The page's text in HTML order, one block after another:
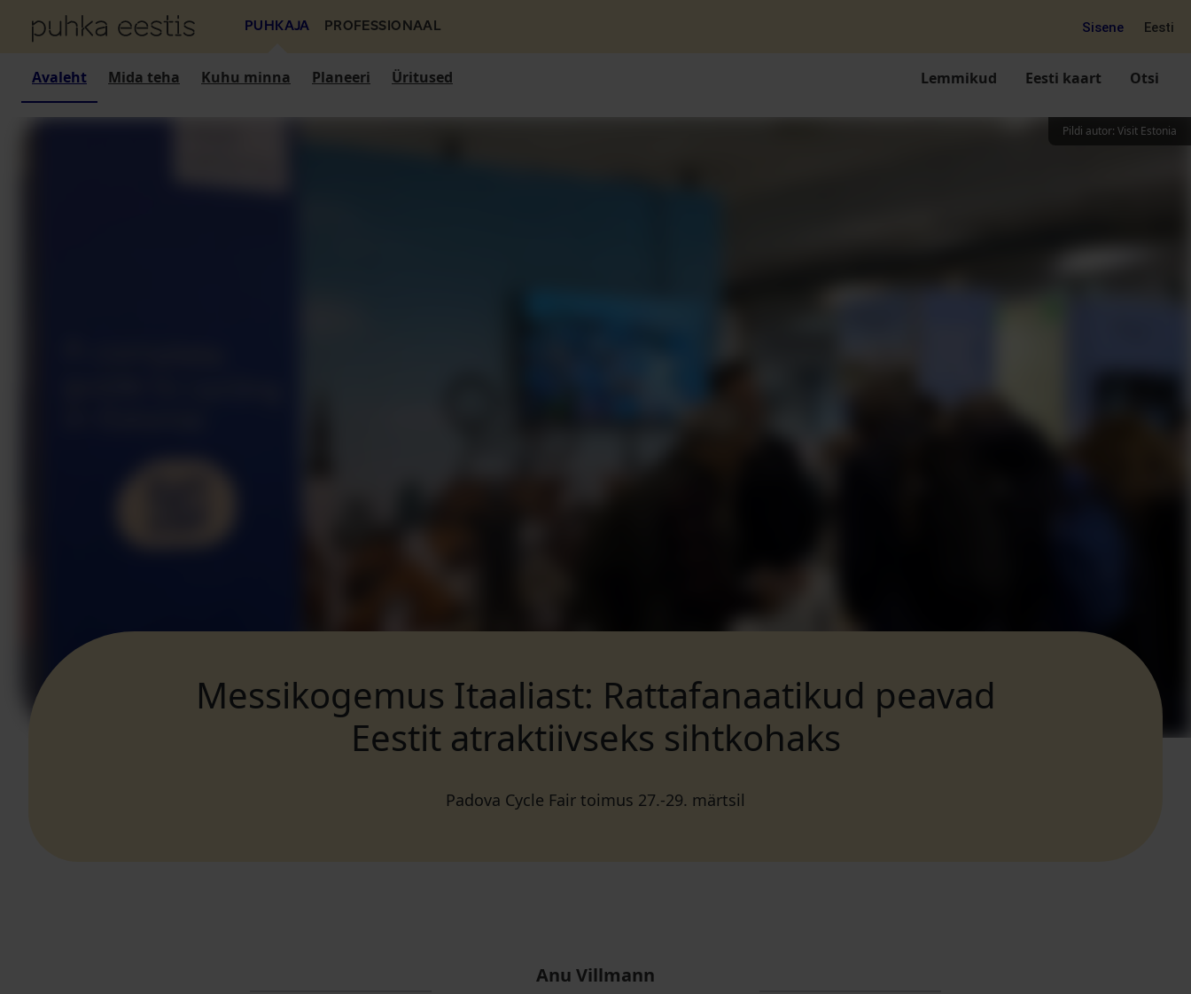
PUHKAJA PROFESSIONAAL Sisene Eesti
Avaleht Mida teha Kuhu minna Planeeri Üritused Lemmikud Eesti kaart Otsi
Pildi autor: Visit Estonia
Messikogemus Itaaliast: Rattafanaatikud peavad
Eestit atraktiivseks sihtkohaks
Padova Cycle Fair toimus 27.-29. märtsil
Anu Villmann